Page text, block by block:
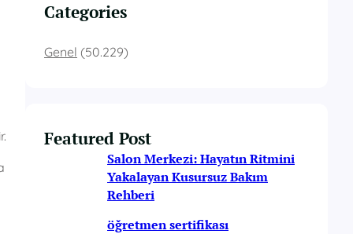
Categories
Genel (50.229)
Featured Post
Salon Merkezi: Hayatın Ritmini
Yakalayan Kusursuz Bakım
Rehberi
öğretmen sertifikası